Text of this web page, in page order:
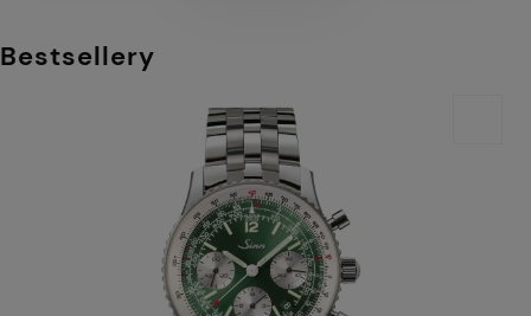
Bestsellery